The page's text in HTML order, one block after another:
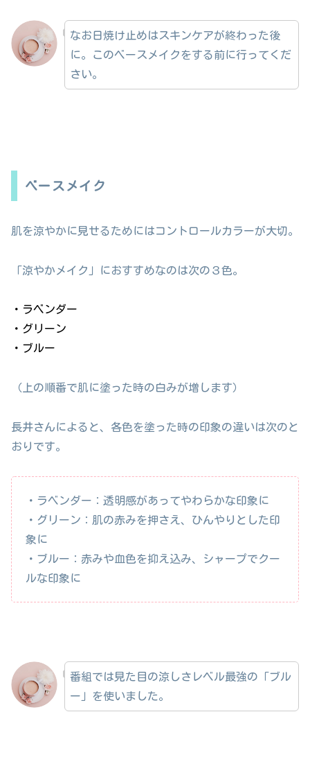
なお日焼け止めはスキンケアが終わった後
に。このベースメイクをする前に行ってくだ
さい。
ベースメイク
肌を涼やかに見せるためにはコントロールカラーが大切。
「涼やかメイク」におすすめなのは次の３色。
・ラベンダー
・グリーン
・ブルー
（上の順番で肌に塗った時の白みが増します）
長井さんによると、各色を塗った時の印象の違いは次のと
おりです。
・ラベンダー：透明感があってやわらかな印象に
・グリーン：肌の赤みを押さえ、ひんやりとした印
象に
・ブルー：赤みや血色を抑え込み、シャープでクー
ルな印象に
番組では見た目の涼しさレベル最強の「ブル
ー」を使いました。